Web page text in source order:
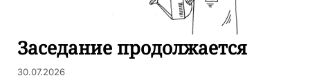
Заседание продолжается
30.07.2026